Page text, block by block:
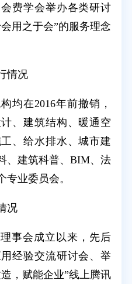
费学会举办各类研讨
用之于会”的服务理念
情况
均在2016年前撤销，
、建筑结构、暖通空
、给水排水、城市建
、建筑科普、BIM、法
专业委员会。
况
事会成立以来，先后
经验交流研讨会、举
，赋能企业”线上腾讯